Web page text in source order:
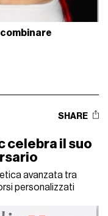
SHARE
celebra il suo
avanzata tra
personalizzati